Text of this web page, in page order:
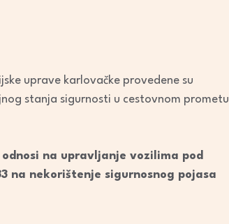
uprave karlovačke provedene su
stanja sigurnosti u cestovnom prometu
na upravljanje vozilima pod
na nekorištenje sigurnosnog pojasa